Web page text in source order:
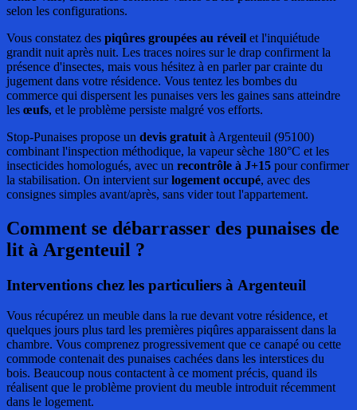
selon les configurations.
Vous constatez des piqûres groupées au réveil et l'inquiétude
grandit nuit après nuit. Les traces noires sur le drap confirment la
présence d'insectes, mais vous hésitez à en parler par crainte du
jugement dans votre résidence. Vous tentez les bombes du
commerce qui dispersent les punaises vers les gaines sans atteindre
les œufs, et le problème persiste malgré vos efforts.
Stop-Punaises propose un devis gratuit à Argenteuil (95100)
combinant l'inspection méthodique, la vapeur sèche 180°C et les
insecticides homologués, avec un recontrôle à J+15 pour confirmer
la stabilisation. On intervient surlogement occupé, avec des
consignes simples avant/après, sans vider tout l'appartement.
Comment se débarrasser des punaises de
lit à Argenteuil ?
Interventions chez les particuliers à Argenteuil
Vous récupérez un meuble dans la rue devant votre résidence, et
quelques jours plus tard les premières piqûres apparaissent dans la
chambre. Vous comprenez progressivement que ce canapé ou cette
commode contenait des punaises cachées dans les interstices du
bois. Beaucoup nous contactent à ce moment précis, quand ils
réalisent que le problème provient du meuble introduit récemment
dans le logement.